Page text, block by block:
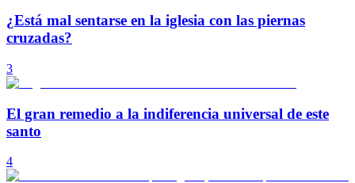
¿Está mal sentarse en la iglesia con las piernas
cruzadas?
3
El gran remedio a la indiferencia universal de este
santo
4